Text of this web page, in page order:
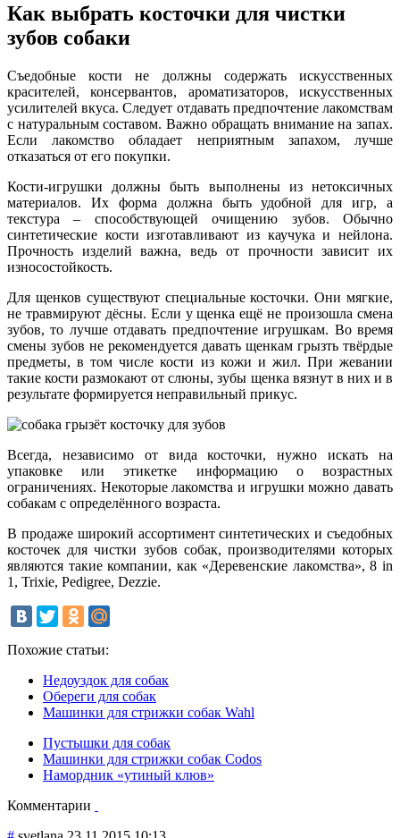
Как выбрать косточки для чистки
зубов собаки
Съедобные кости не должны содержать искусственных
красителей, консервантов, ароматизаторов, искусственных
усилителей вкуса. Следует отдавать предпочтение лакомствам
с натуральным составом. Важно обращать внимание на запах.
Если лакомство обладает неприятным запахом, лучше
отказаться от его покупки.
Кости-игрушки должны быть выполнены из нетоксичных
материалов. Их форма должна быть удобной для игр, а
текстура – способствующей очищению зубов. Обычно
синтетические кости изготавливают из каучука и нейлона.
Прочность изделий важна, ведь от прочности зависит их
износостойкость.
Для щенков существуют специальные косточки. Они мягкие,
не травмируют дёсны. Если у щенка ещё не произошла смена
зубов, то лучше отдавать предпочтение игрушкам. Во время
смены зубов не рекомендуется давать щенкам грызть твёрдые
предметы, в том числе кости из кожи и жил. При жевании
такие кости размокают от слюны, зубы щенка вязнут в них и в
результате формируется неправильный прикус.
Всегда, независимо от вида косточки, нужно искать на
упаковке или этикетке информацию о возрастных
ограничениях. Некоторые лакомства и игрушки можно давать
собакам с определённого возраста.
В продаже широкий ассортимент синтетических и съедобных
косточек для чистки зубов собак, производителями которых
являются такие компании, как «Деревенские лакомства», 8 in
1, Trixie, Pedigree, Dezzie.
Похожие статьи:
Недоуздок для собак
Обереги для собак
Машинки для стрижки собак Wahl
Пустышки для собак
Машинки для стрижки собак Codos
Намордник «утиный клюв»
Комментарии